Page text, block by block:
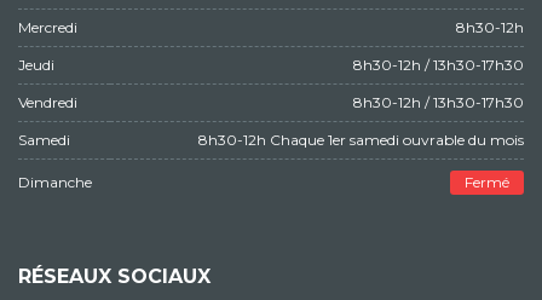
Mercredi 8h30-12h
Jeudi 8h30-12h / 13h30-17h30
Vendredi 8h30-12h / 13h30-17h30
Samedi 8h30-12h Chaque 1er samedi ouvrable du mois
Dimanche Fermé
RÉSEAUX SOCIAUX